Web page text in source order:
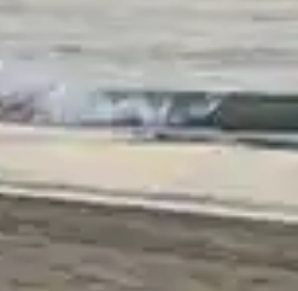
accumuli ulteriori
ricevere uno
nella pagina